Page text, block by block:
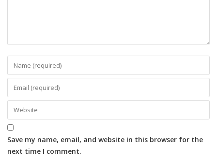
Save my name, email, and website in this browser for the
next time I comment.